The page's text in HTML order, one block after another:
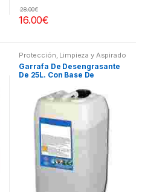
16.00€
28.00€
Protección, Limpieza y Aspirado
Garrafa De Desengrasante
De 25L. Con Base De